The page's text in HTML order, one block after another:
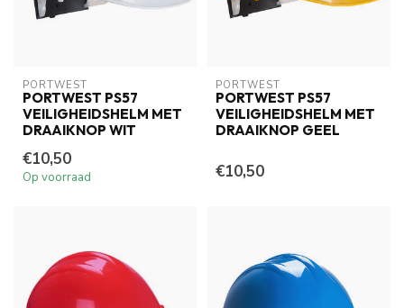
PORTWEST
PORTWEST PS57
VEILIGHEIDSHELM MET
DRAAIKNOP WIT
€10,50
Op voorraad
PORTWEST
PORTWEST PS57
VEILIGHEIDSHELM MET
DRAAIKNOP GEEL
€10,50